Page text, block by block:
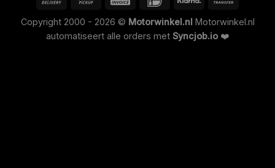
Copyright 2000 - 2026 © Motorwinkel.nl Motorwinkel.nl
automatiseert alle orders met Syncjob.io ❤️